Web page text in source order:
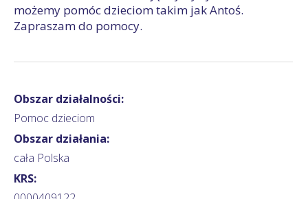
możemy pomóc dzieciom takim jak Antoś.
Zapraszam do pomocy.
Obszar działalności:
Pomoc dzieciom
Obszar działania:
cała Polska
KRS: